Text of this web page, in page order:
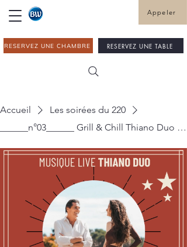
Appeler
RESERVEZ UNE TABLE
RESERVEZ UNE CHAMBRE
Accueil
Les soirées du 220
______n°03______ Grill & Chill Thiano Duo Live